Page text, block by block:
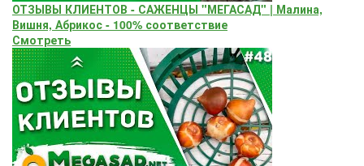
ОТЗЫВЫ КЛИЕНТОВ - САЖЕНЦЫ "МЕГАСАД" | Малина,
Вишня, Абрикос - 100% соответствие
Смотреть